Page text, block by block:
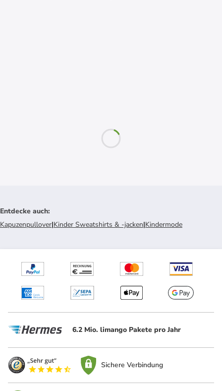
Entdecke auch:
Kapuzenpullover|Kinder Sweatshirts & -jacken|Kindermode
6.2 Mio. limango Pakete pro Jahr
Sichere Verbindung